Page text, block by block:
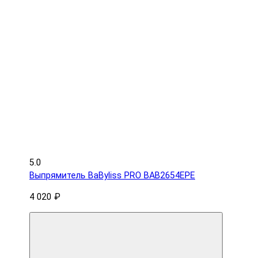
5.0
Выпрямитель BaByliss PRO BAB2654EPE
4 020 ₽